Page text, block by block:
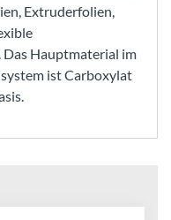
Extruderfolien,
Hauptmaterial im
ist Carboxylat